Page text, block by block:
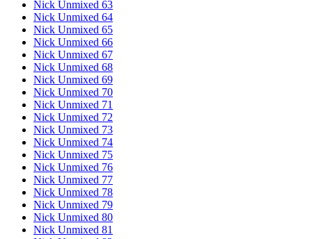
Nick Unmixed 63
Nick Unmixed 64
Nick Unmixed 65
Nick Unmixed 66
Nick Unmixed 67
Nick Unmixed 68
Nick Unmixed 69
Nick Unmixed 70
Nick Unmixed 71
Nick Unmixed 72
Nick Unmixed 73
Nick Unmixed 74
Nick Unmixed 75
Nick Unmixed 76
Nick Unmixed 77
Nick Unmixed 78
Nick Unmixed 79
Nick Unmixed 80
Nick Unmixed 81